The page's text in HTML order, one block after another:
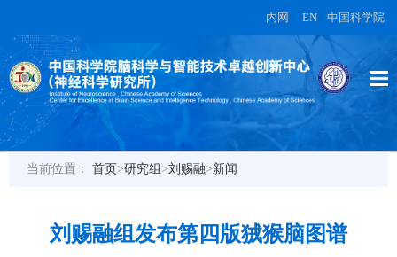
内网 EN 中国科学院
当前位置： 首页>研究组 >刘赐融>新闻
刘赐融组发布第四版狨猴脑图谱